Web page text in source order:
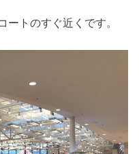
ートのすぐ近くです。